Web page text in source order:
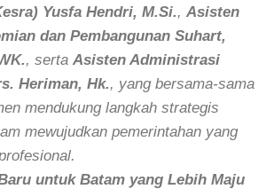
Yusfa Hendri, M.Si., Asisten
dan Pembangunan Suhart,
, serta Asisten Administrasi
Heriman, Hk., yang bersama-sama
mendukung langkah strategis
mewujudkan pemerintahan yang
untuk Batam yang Lebih Maju